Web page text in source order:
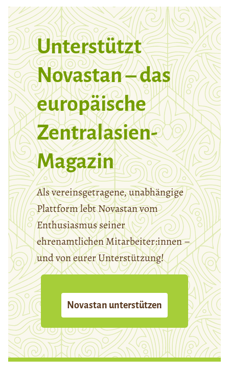
Unterstützt
Novastan – das
europäische
Zentralasien-
Magazin
Als vereinsgetragene, unabhängige
Plattform lebt Novastan vom
Enthusiasmus seiner
ehrenamtlichen Mitarbeiter:innen –
und von eurer Unterstützung!
Novastan unterstützen